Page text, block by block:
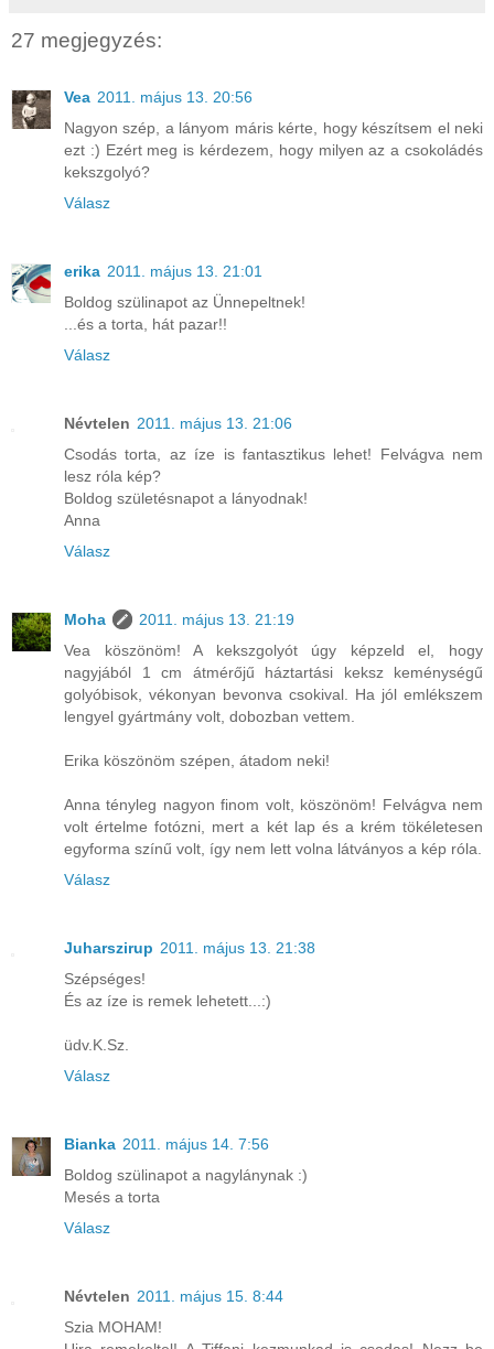
27 megjegyzés:
Vea 2011. május 13. 20:56
Nagyon szép, a lányom máris kérte, hogy készítsem el neki
ezt :) Ezért meg is kérdezem, hogy milyen az a csokoládés
kekszgolyó?
Válasz
erika 2011. május 13. 21:01
Boldog szülinapot az Ünnepeltnek!
...és a torta, hát pazar!!
Válasz
Névtelen 2011. május 13. 21:06
Csodás torta, az íze is fantasztikus lehet! Felvágva nem
lesz róla kép?
Boldog születésnapot a lányodnak!
Anna
Válasz
Moha
2011. május 13. 21:19
Vea köszönöm! A kekszgolyót úgy képzeld el, hogy
nagyjából 1 cm átmérőjű háztartási keksz keménységű
golyóbisok, vékonyan bevonva csokival. Ha jól emlékszem
lengyel gyártmány volt, dobozban vettem.
Erika köszönöm szépen, átadom neki!
Anna tényleg nagyon finom volt, köszönöm! Felvágva nem
volt értelme fotózni, mert a két lap és a krém tökéletesen
egyforma színű volt, így nem lett volna látványos a kép róla.
Válasz
Juharszirup 2011. május 13. 21:38
Szépséges!
És az íze is remek lehetett...:)
üdv.K.Sz.
Válasz
Bianka 2011. május 14. 7:56
Boldog szülinapot a nagylánynak :)
Mesés a torta
Válasz
Névtelen 2011. május 15. 8:44
Szia MOHAM!